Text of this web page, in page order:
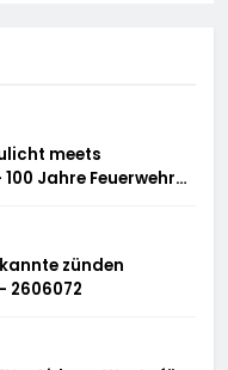
meets
Jahre Feuerwehr
zünden
2606072